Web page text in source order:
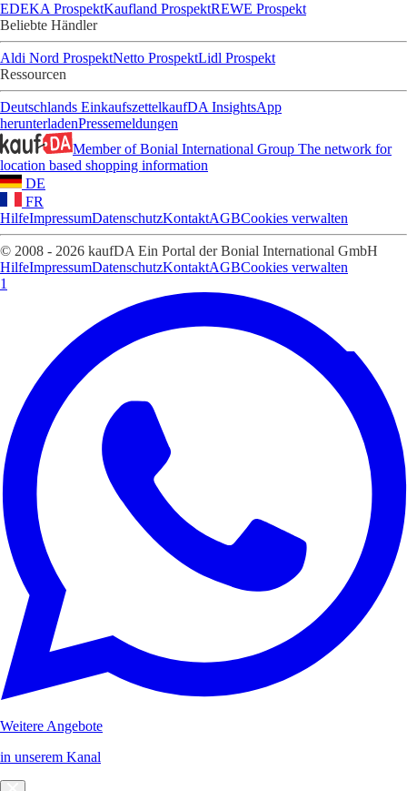
EDEKA ProspektKaufland ProspektREWE Prospekt
Beliebte Händler
Aldi Nord ProspektNetto ProspektLidl Prospekt
Ressourcen
Deutschlands EinkaufszettelkaufDA InsightsApp
herunterladenPressemeldungen
Member of Bonial International Group The network for
location based shopping information
DE
FR
HilfeImpressumDatenschutzKontaktAGBCookies verwalten
© 2008 - 2026 kaufDA Ein Portal der Bonial International GmbH
HilfeImpressumDatenschutzKontaktAGBCookies verwalten
1
Weitere Angebote
in unserem Kanal